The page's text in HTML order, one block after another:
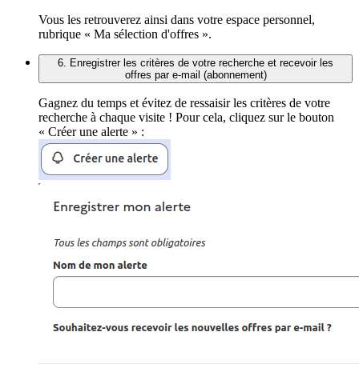
Vous les retrouverez ainsi dans votre espace personnel,
rubrique « Ma sélection d'offres ».
6. Enregistrer les critères de votre recherche et recevoir les
offres par e-mail (abonnement)
Gagnez du temps et évitez de ressaisir les critères de votre
recherche à chaque visite ! Pour cela, cliquez sur le bouton
« Créer une alerte » :